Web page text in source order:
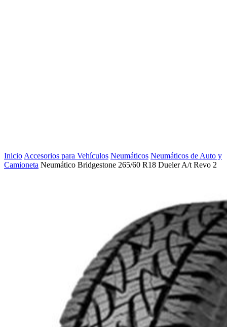
Inicio Accesorios para Vehículos Neumáticos Neumáticos de Auto y
Camioneta Neumático Bridgestone 265/60 R18 Dueler A/t Revo 2